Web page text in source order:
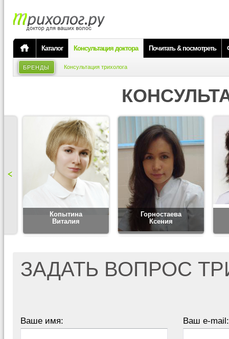
Каталог Консультация доктора Почитать & посмотреть
БРЕНДЫ Консультация трихолога
Копытина
Виталия
Горностаева
Ксения
ЗАДАТЬ ВОПРОС
Ваше имя: Ваш e-mail: